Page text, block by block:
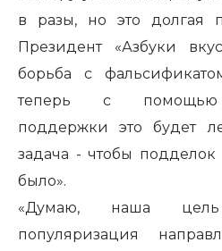
в разы, но это долгая
Президент «Азбуки
борьба с
теперь с помощью
поддержки это будет
задача - чтобы
было».
«Думаю, наша
популяризация